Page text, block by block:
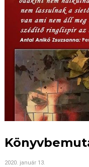
2020. január 13.